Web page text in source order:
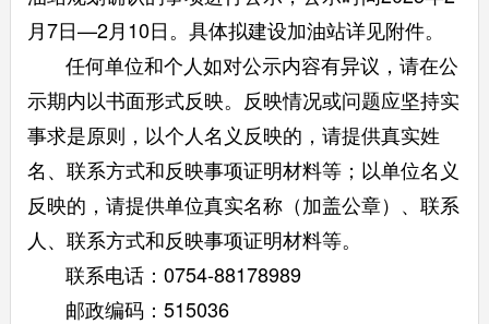
月7日—2月10日。具体拟建设加油站详见附件。
任何单位和个人如对公示内容有异议，请在公
示期内以书面形式反映。反映情况或问题应坚持实
事求是原则，以个人名义反映的，请提供真实姓
名、联系方式和反映事项证明材料等；以单位名义
反映的，请提供单位真实名称（加盖公章）、联系
人、联系方式和反映事项证明材料等。
联系电话：0754-88178989
邮政编码：515036